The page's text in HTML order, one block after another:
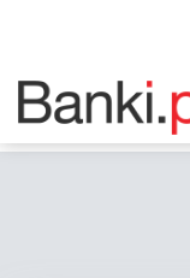
Bankomat Euronet,